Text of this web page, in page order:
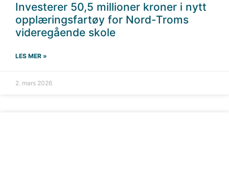
Investerer 50,5 millioner kroner i nytt
opplæringsfartøy for Nord-Troms
videregående skole
LES MER »
2. mars 2026